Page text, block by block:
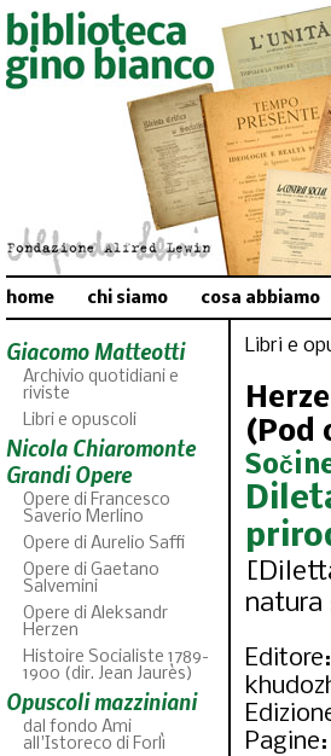
home chi siamo cosa abbiamo
Giacomo Matteotti
Archivio quotidiani e
riviste
Libri e opuscoli
Nicola Chiaromonte
Grandi Opere
Opere di Francesco
Saverio Merlino
Opere di Aurelio Saffi
Opere di Gaetano
Salvemini
Opere di Aleksandr
Herzen
Histoire Socialiste 1789-
1900 (dir. Jean Jaurès)
Opuscoli mazziniani
dal fondo Ami
all'Istoreco di Forlì
Libri e
(Pod
natura
Pagine: